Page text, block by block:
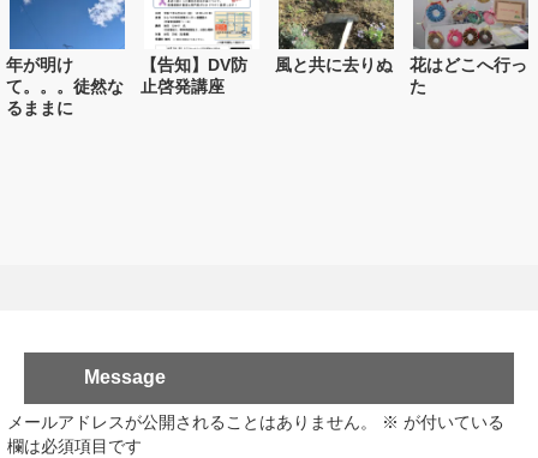
年が明け
て。。。徒然な
るままに
【告知】DV防
止啓発講座
風と共に去りぬ
花はどこへ行っ
た
Message
メールアドレスが公開されることはありません。 ※ が付いている
欄は必須項目です